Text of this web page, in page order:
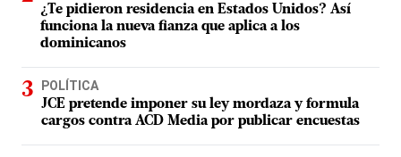
¿Te pidieron residencia en Estados Unidos? Así
funciona la nueva fianza que aplica a los
dominicanos
POLÍTICA
JCE pretende imponer su ley mordaza y formula
cargos contra ACD Media por publicar encuestas